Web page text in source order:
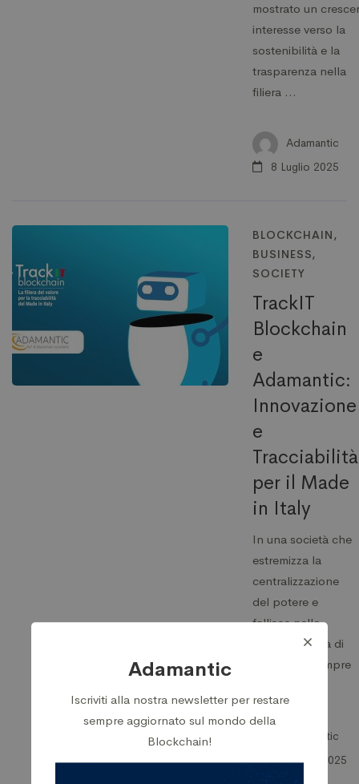
mostrato un
interesse verso la
sostenibilità e la
trasparenza nella
filiera …
Adamantic
8 Luglio 2025
BLOCKCHAIN,
BUSINESS,
SOCIETY
TrackIT
Blockchain
e
Adamantic:
Innovazione
e
Tracciabilità
per il Made
in Italy
In una società che
estremizza la
centralizzazione
del potere e
fallisce nelle
proprie attività di
garanzia è sempre
Adamantic
21 Marzo 2025
Adamantic
Iscriviti alla nostra newsletter per restare
sempre aggiornato sul mondo della
Blockchain!